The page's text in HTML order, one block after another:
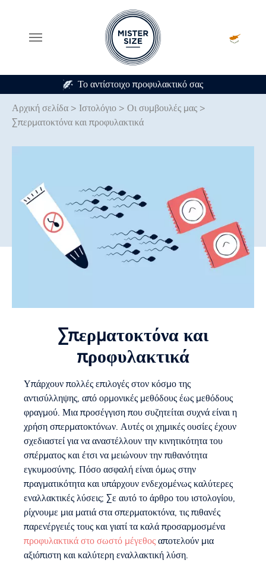
Σε 7 μεγέθη προφυλακτικού
Αρχική σελίδα > Ιστολόγιο > Οι συμβουλές μας >
Σπερματοκτόνα και προφυλακτικά
Σπερματοκτόνα και
προφυλακτικά
Υπάρχουν πολλές επιλογές στον κόσμο της
αντισύλληψης, από ορμονικές μεθόδους έως μεθόδους
φραγμού. Μια προσέγγιση που συζητείται συχνά είναι η
χρήση σπερματοκτόνων. Αυτές οι χημικές ουσίες έχουν
σχεδιαστεί για να αναστέλλουν την κινητικότητα του
σπέρματος και έτσι να μειώνουν την πιθανότητα
εγκυμοσύνης. Πόσο ασφαλή είναι όμως στην
πραγματικότητα και υπάρχουν ενδεχομένως καλύτερες
εναλλακτικές λύσεις; Σε αυτό το άρθρο του ιστολογίου,
ρίχνουμε μια ματιά στα σπερματοκτόνα, τις πιθανές
παρενέργειές τους και γιατί τα καλά προσαρμοσμένα
προφυλακτικά στο σωστό μέγεθοςαποτελούν μια
αξιόπιστη και καλύτερη εναλλακτική λύση.